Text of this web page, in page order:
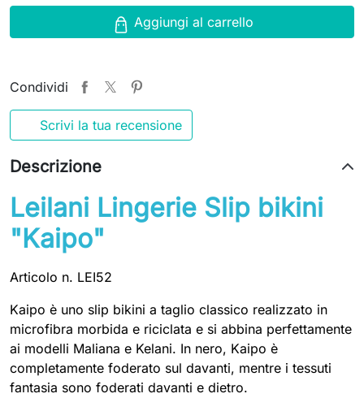
Aggiungi al carrello
Condividi
Scrivi la tua recensione
Descrizione
Leilani Lingerie Slip bikini
"Kaipo"
Articolo n. LEI52
Kaipo è uno slip bikini a taglio classico realizzato in
microfibra morbida e riciclata e si abbina perfettamente
ai modelli Maliana e Kelani. In nero, Kaipo è
completamente foderato sul davanti, mentre i tessuti
fantasia sono foderati davanti e dietro.